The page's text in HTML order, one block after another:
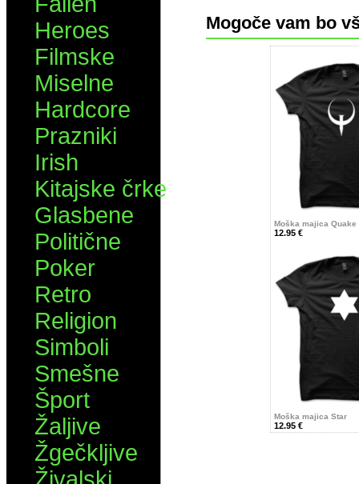
Heroes
Filmske
Miselne
Hardcore
Prazniki
Irish
Kitajske črke
Glasbene
Politične
Poker
Retro
Religion
Simboli
Smešne
Šport
Žaljive
Žgečkljive
Mogoče vam bo
Moška majica Quake
12.95 €
Moška majica Star
12.95 €